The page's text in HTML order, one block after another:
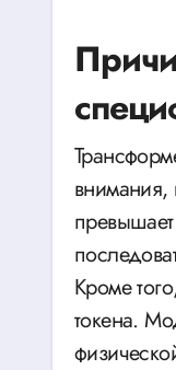
внимания,
Кроме
токена.